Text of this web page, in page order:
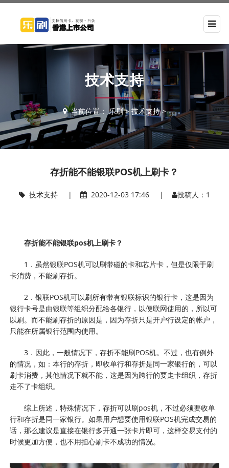
技术支持
当前位置： 乐刷> 技术支持>
存折能不能银联POS机上刷卡？
技术支持| 2020-12-03 17:46 | 投稿人：1
存折能不能银联pos机上刷卡？
1．虽然银联POS机可以刷带磁的卡和芯片卡，但是仅限于刷
卡消费，不能刷存折。
2．银联POS机可以刷所有带有银联标识的银行卡，这是因为
银行卡号是由银联等组织分配给各银行，以便联网使用的，所以可
以刷。而不能刷存折的原因是，因为存折只是开户行设定的帐户，
只能在所属银行范围内使用。
3．因此，一般情况下，存折不能刷POS机。不过，也有例外
的情况，如：本行的存折，即收单行和存折是同一家银行的，可以
刷卡消费，其他情况下就不能，这是因为跨行的要走卡组织，存折
走不了卡组织。
综上所述，特殊情况下，存折可以刷pos机，不过必须要收单
行和存折是同一家银行。如果用户想要使用银联POS机完成交易的
话，那么建议是直接在银行多开通一张卡片即可，这样交易支付的
时候更加方便，也不用担心刷卡不成功的情况。